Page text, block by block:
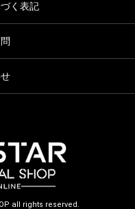
く表記
all rights reserved.